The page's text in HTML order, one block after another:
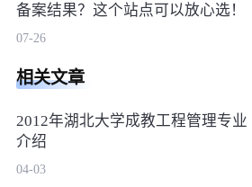
备案结果？这个站点可以放心选！
07-26
相关文章
2012年湖北大学成教工程管理专业
介绍
04-03